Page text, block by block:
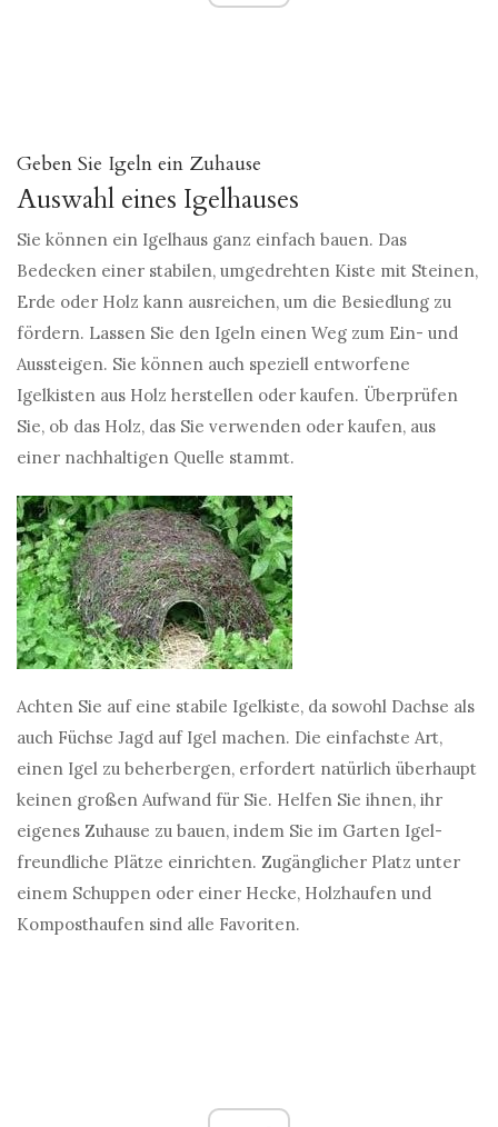
Geben Sie Igeln ein Zuhause
Auswahl eines Igelhauses
Sie können ein Igelhaus ganz einfach bauen. Das
Bedecken einer stabilen, umgedrehten Kiste mit Steinen,
Erde oder Holz kann ausreichen, um die Besiedlung zu
fördern. Lassen Sie den Igeln einen Weg zum Ein- und
Aussteigen. Sie können auch speziell entworfene
Igelkisten aus Holz herstellen oder kaufen. Überprüfen
Sie, ob das Holz, das Sie verwenden oder kaufen, aus
einer nachhaltigen Quelle stammt.
Achten Sie auf eine stabile Igelkiste, da sowohl Dachse als
auch Füchse Jagd auf Igel machen. Die einfachste Art,
einen Igel zu beherbergen, erfordert natürlich überhaupt
keinen großen Aufwand für Sie. Helfen Sie ihnen, ihr
eigenes Zuhause zu bauen, indem Sie im Garten Igel-
freundliche Plätze einrichten. Zugänglicher Platz unter
einem Schuppen oder einer Hecke, Holzhaufen und
Komposthaufen sind alle Favoriten.